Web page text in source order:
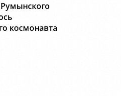
космонавта